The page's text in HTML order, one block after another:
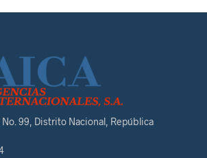
No. 99, Distrito Nacional, República